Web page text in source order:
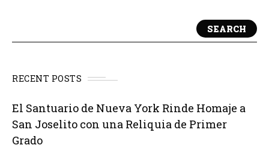
SEARCH
RECENT POSTS
El Santuario de Nueva York Rinde Homaje a
San Joselito con una Reliquia de Primer
Grado